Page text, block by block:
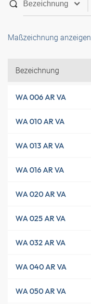
Maßzeichnung anzeigen
Bezeichnung
WA 006 AR VA
WA 010 AR VA
WA 013 AR VA
WA 016 AR VA
WA 020 AR VA
WA 025 AR VA
WA 032 AR VA
WA 040 AR VA
WA 050 AR VA